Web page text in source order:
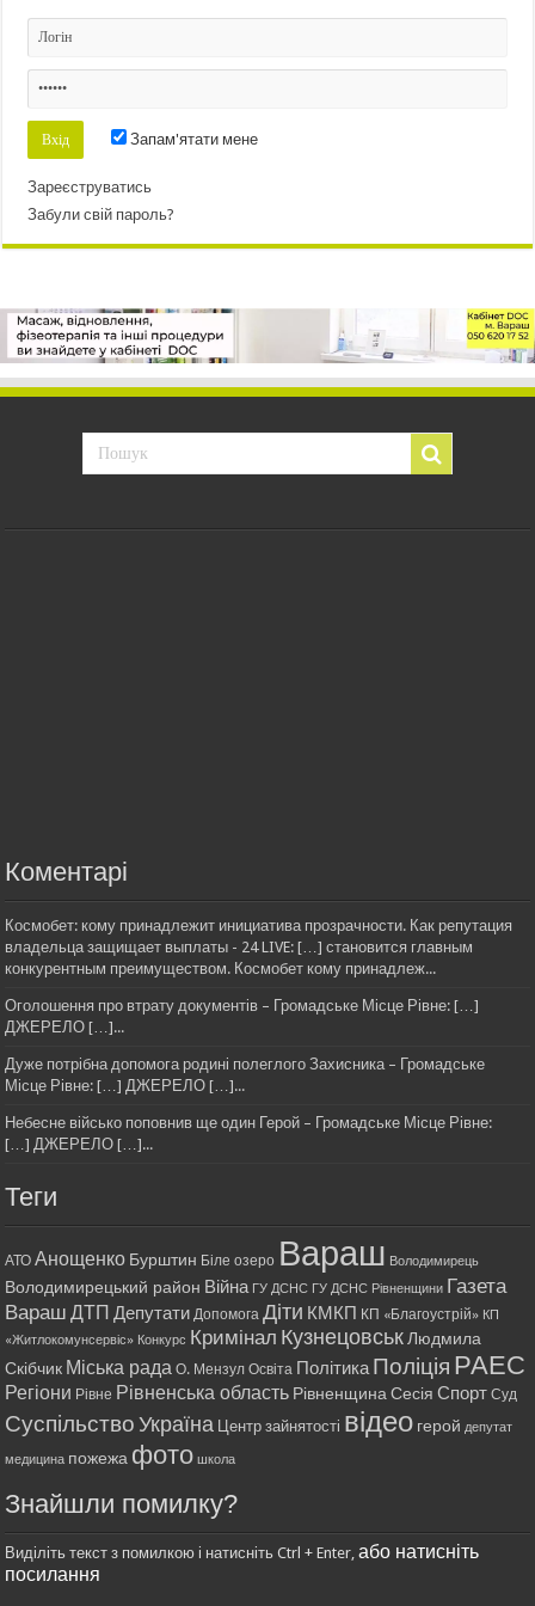
Запам'ятати мене
Зареєструватись
Забули свій пароль?
Коментарі
Космобет: кому принадлежит инициатива прозрачности. Как репутация
владельца защищает выплаты - 24 LIVE: […] становится главным
конкурентным преимуществом. Космобет кому принадлеж...
Оголошення про втрату документів – Громадське Місце Рівне: […]
ДЖЕРЕЛО […]...
Дуже потрібна допомога родині полеглого Захисника – Громадське
Місце Рівне: […] ДЖЕРЕЛО […]...
Небесне військо поповнив ще один Герой – Громадське Місце Рівне:
[…] ДЖЕРЕЛО […]...
Теги
АТО Анощенко Бурштин Біле озеро Вараш Володимирець
Володимирецький район Війна ГУ ДСНС ГУ ДСНС Рівненщини Газета
Вараш ДТП Депутати Допомога Діти КМКП КП «Благоустрій» КП
«Житлокомунсервіс» Конкурс Кримінал Кузнецовськ Людмила
Скібчик Міська рада О. Мензул Освіта ПолітикаПоліція РАЕС
Регіони Рівне Рівненська область Рівненщина Сесія Спорт Суд
Суспільство Україна Центр зайнятості відео герой депутат
медицина пожежа фото школа
Знайшли помилку?
Виділіть текст з помилкою і натисніть Ctrl + Enter,або натисніть
посилання